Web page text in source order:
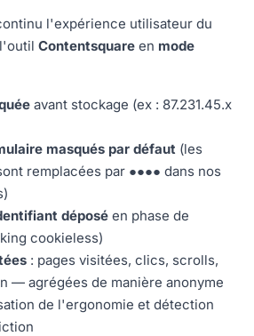
l'expérience utilisateur du
Contentsquare en mode
avant stockage (ex : 87.231.45.x
masqués par défaut (les
remplacées par ●●●● dans nos
déposé en phase de
cookieless)
: pages visitées, clics, scrolls,
— agrégées de manière anonyme
de l'ergonomie et détection